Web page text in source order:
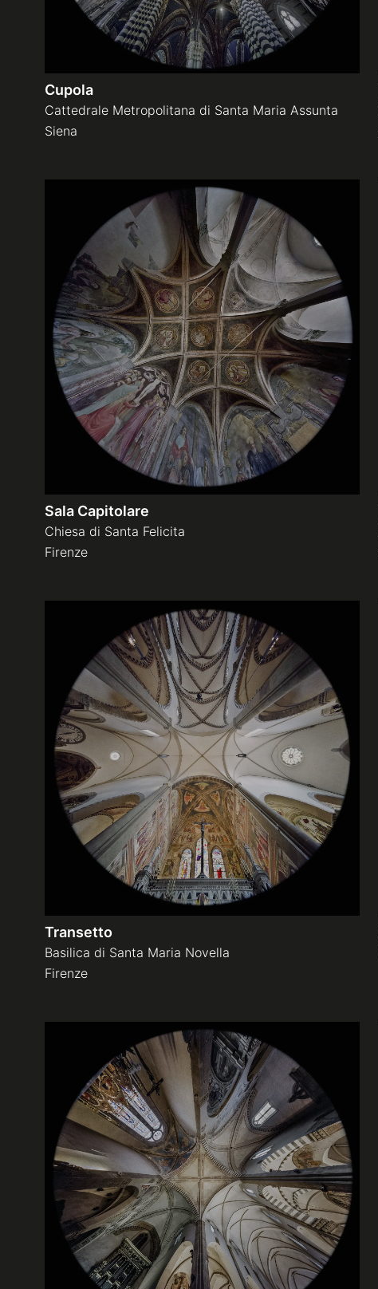
Cupola
Cattedrale Metropolitana di Santa Maria Assunta
Siena
Sala Capitolare
Chiesa di Santa Felicita
Firenze
Transetto
Basilica di Santa Maria Novella
Firenze